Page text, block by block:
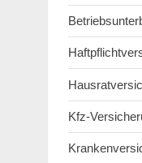
Kfz-